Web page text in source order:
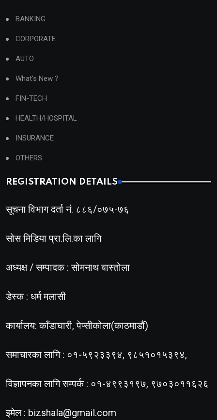
BANKING
CORPORATE
AUTO
What's New ?
FIN-TECH
HEALTH/HOSPITAL
INSURANCE
OTHERS
REGISTRATION DETAILS
सूचना विभाग दर्ता नं. ८८६/०७५-७६
सोस मिडिया प्रा.लि.का लागि
अध्यक्ष / सम्पादक : सोमनाथ बास्तोला
डेस्क : धर्म मलासी
कार्यालय: काँडाघारी, पेप्सीकोला(काठमाडौं)
समाचारका लागि : ०१-५९२३३९४, ९८५१०१५३९४,
विज्ञापनका लागि सम्पर्क : ०१-४९९३१९७, ९७०३०११६२६
इमेल : bizshala@gmail.com